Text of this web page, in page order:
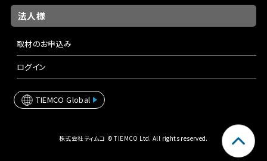
法人様
取材のお申込み
ログイン
TIEMCO Global
株式会社ティムコ © TIEMCO Ltd. All rights reserved.